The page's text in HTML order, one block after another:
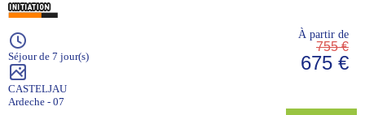
Séjour de 7 jour(s)
CASTELJAU
Ardeche - 07
À partir de
755 €
675 €